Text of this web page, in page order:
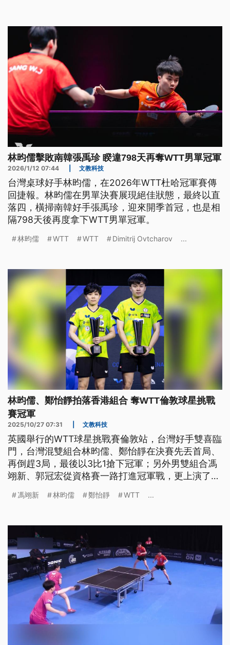
林昀儒擊敗南韓張禹珍 睽違798天再奪WTT男單冠軍
2026/1/12 07:44 文教科技
台灣桌球好手林昀儒，在2026年WTT杜哈冠軍賽傳
回捷報。林昀儒在男單決賽展現絕佳狀態，最終以直
落四，橫掃南韓好手張禹珍，迎來開季首冠，也是相
隔798天後再度拿下WTT男單冠軍。
林昀儒 WTT WTT Dimitrij Ovtcharov ...
林昀儒、鄭怡靜拍落香港組合 奪WTT倫敦球星挑戰
賽冠軍
2025/10/27 07:31 文教科技
英國舉行的WTT球星挑戰賽倫敦站，台灣好手雙喜臨
門，台灣混雙組合林昀儒、鄭怡靜在決賽先丟首局、
再倒趕3局，最後以3比1搶下冠軍；另外男雙組合馮
翊新、郭冠宏從資格賽一路打進冠軍戰，更上演了驚
馮翊新 林昀儒 鄭怡靜 WTT ...